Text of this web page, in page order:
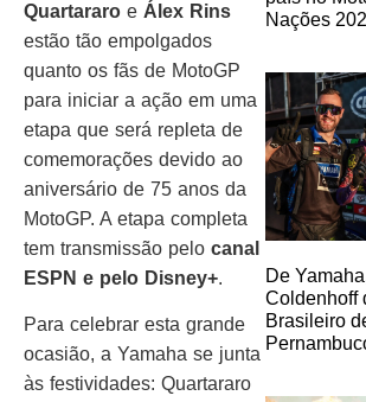
Quartararo e Álex Rins
estão tão empolgados
quanto os fãs de MotoGP
para iniciar a ação em uma
etapa que será repleta de
comemorações devido ao
aniversário de 75 anos da
MotoGP. A etapa completa
tem transmissão pelo canal
ESPN e pelo Disney+.
Para celebrar esta grande
ocasião, a Yamaha se junta
às festividades: Quartararo
Nações
De
Coldenhoff
Brasileiro